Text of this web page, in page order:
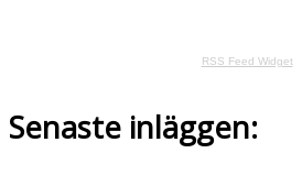
RSS Feed Widget
Senaste inläggen: